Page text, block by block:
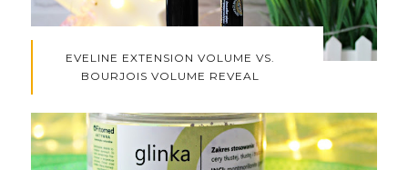
EVELINE EXTENSION VOLUME VS.
BOURJOIS VOLUME REVEAL